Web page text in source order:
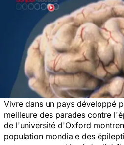
Vivre dans un pays développé
meilleure des parades contre
de l'université d'Oxford
population mondiale des